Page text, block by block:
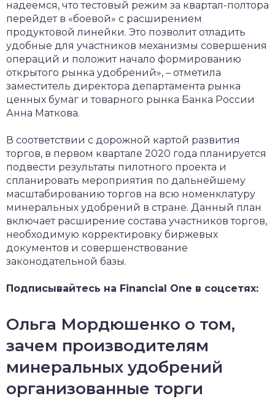
надеемся, что тестовый режим за квартал-полтора
перейдет в «боевой» с расширением
продуктовой линейки. Это позволит отладить
удобные для участников механизмы совершения
операций и положит начало формированию
открытого рынка удобрений», – отметила
заместитель директора департамента рынка
ценных бумаг и товарного рынка Банка России
Анна Маткова.
В соответствии с дорожной картой развития
торгов, в первом квартале 2020 года планируется
подвести результаты пилотного проекта и
спланировать мероприятия по дальнейшему
масштабированию торгов на всю номенклатуру
минеральных удобрений в стране. Данный план
включает расширение состава участников торгов,
необходимую корректировку биржевых
документов и совершенствование
законодательной базы.
Подписывайтесь на Financial One в соцсетях:
Ольга Мордюшенко о том,
зачем производителям
минеральных удобрений
организованные торги